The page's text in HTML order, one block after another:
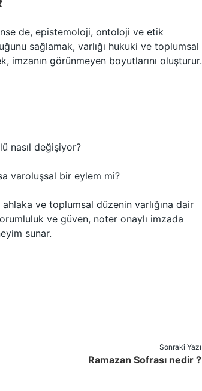
de, epistemoloji, ontoloji ve etik
sağlamak, varlığı hukuki ve toplumsal
görünmeyen boyutlarını oluşturur.
nasıl değişiyor?
varoluşsal bir eylem mi?
ve toplumsal düzenin varlığına dair
ve güven, noter onaylı imzada
sunar.
Sonraki Yazı
Ramazan Sofrası nedir ?